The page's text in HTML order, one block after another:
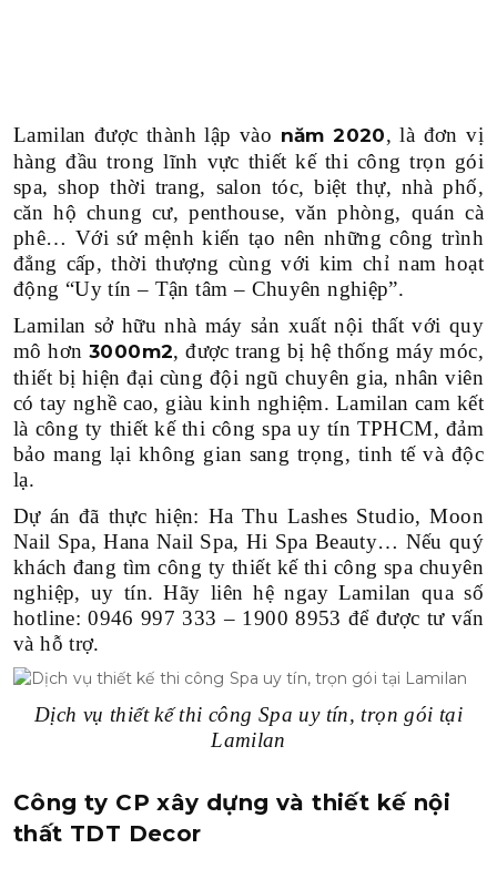
Lamilan được thành lập vào năm 2020, là đơn vị
hàng đầu trong lĩnh vực thiết kế thi công trọn gói
spa, shop thời trang, salon tóc, biệt thự, nhà phố,
căn hộ chung cư, penthouse, văn phòng, quán cà
phê… Với sứ mệnh kiến tạo nên những công trình
đẳng cấp, thời thượng cùng với kim chỉ nam hoạt
động “Uy tín – Tận tâm – Chuyên nghiệp”.
Lamilan sở hữu nhà máy sản xuất nội thất với quy
mô hơn 3000m2, được trang bị hệ thống máy móc,
thiết bị hiện đại cùng đội ngũ chuyên gia, nhân viên
có tay nghề cao, giàu kinh nghiệm. Lamilan cam kết
là công ty thiết kế thi công spa uy tín TPHCM, đảm
bảo mang lại không gian sang trọng, tinh tế và độc
lạ.
Dự án đã thực hiện: Ha Thu Lashes Studio, Moon
Nail Spa, Hana Nail Spa, Hi Spa Beauty… Nếu quý
khách đang tìm công ty thiết kế thi công spa chuyên
nghiệp, uy tín. Hãy liên hệ ngay Lamilan qua số
hotline: 0946 997 333 – 1900 8953 để được tư vấn
và hỗ trợ.
Dịch vụ thiết kế thi công Spa uy tín, trọn gói tại
Lamilan
Công ty CP xây dựng và thiết kế nội
thất TDT Decor